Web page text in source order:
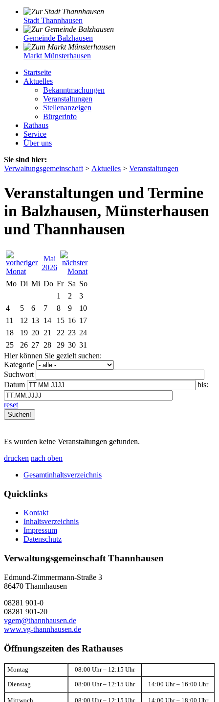
Stadt Thannhausen
Gemeinde Balzhausen
Markt Münsterhausen
Startseite
Aktuelles
Bekanntmachungen
Veranstaltungen
Stellenanzeigen
Bürgerinfo
Rathaus
Service
Über uns
Sie sind hier:
Verwaltungsgemeinschaft > Aktuelles > Veranstaltungen
Veranstaltungen und Termine
in Balzhausen, Münsterhausen
und Thannhausen
Mai
2026
Mo Di Mi Do Fr Sa So
1
2
3
4
5 6 7 8 9
10
11
12 13 14 15 16 17
18
19 20 21 22 23 24
25
26 27 28 29 30 31
Hier können Sie gezielt suchen:
Kategorie
Suchwort
Datum
bis:
reset
Es wurden keine Veranstaltungen gefunden.
drucken nach oben
Gesamtinhaltsverzeichnis
Quicklinks
Kontakt
Inhaltsverzeichnis
Impressum
Datenschutz
Verwaltungsgemeinschaft Thannhausen
Edmund-Zimmermann-Straße 3
86470 Thannhausen
08281 901-0
08281 901-20
vgem@thannhausen.de
www.vg-thannhausen.de
Öffnungszeiten des Rathauses
Montag 08:00 Uhr – 12:15 Uhr
Dienstag 08:00 Uhr – 12:15 Uhr 14:00 Uhr – 16:00 Uhr